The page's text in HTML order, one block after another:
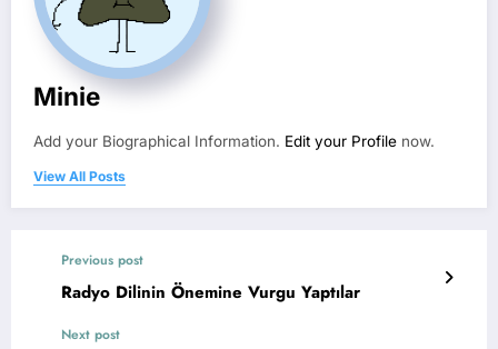
Minie
Add your Biographical Information. Edit your Profile now.
View All Posts
Previous post
Radyo Dilinin Önemine Vurgu Yaptılar
Next post